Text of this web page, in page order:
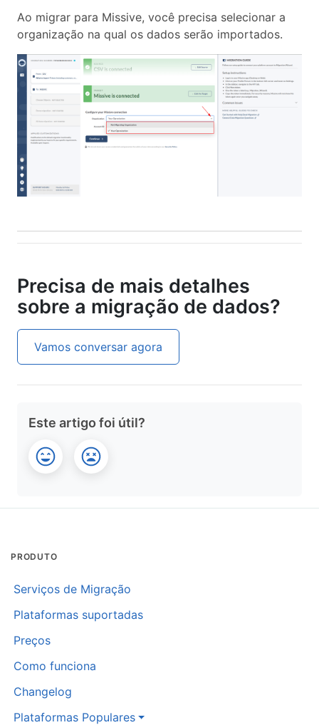
Ao migrar para Missive, você precisa selecionar a
organização na qual os dados serão importados.
Precisa de mais detalhes
sobre a migração de dados?
Vamos conversar agora
Este artigo foi útil?
PRODUTO
Serviços de Migração
Plataformas suportadas
Preços
Como funciona
Changelog
Plataformas Populares